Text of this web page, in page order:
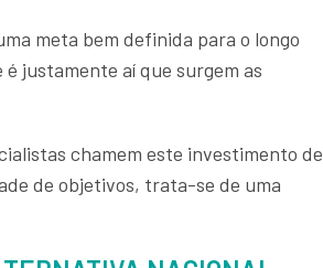
meta bem definida para o longo
justamente aí que surgem as
chamem este investimento de
de objetivos, trata-se de uma